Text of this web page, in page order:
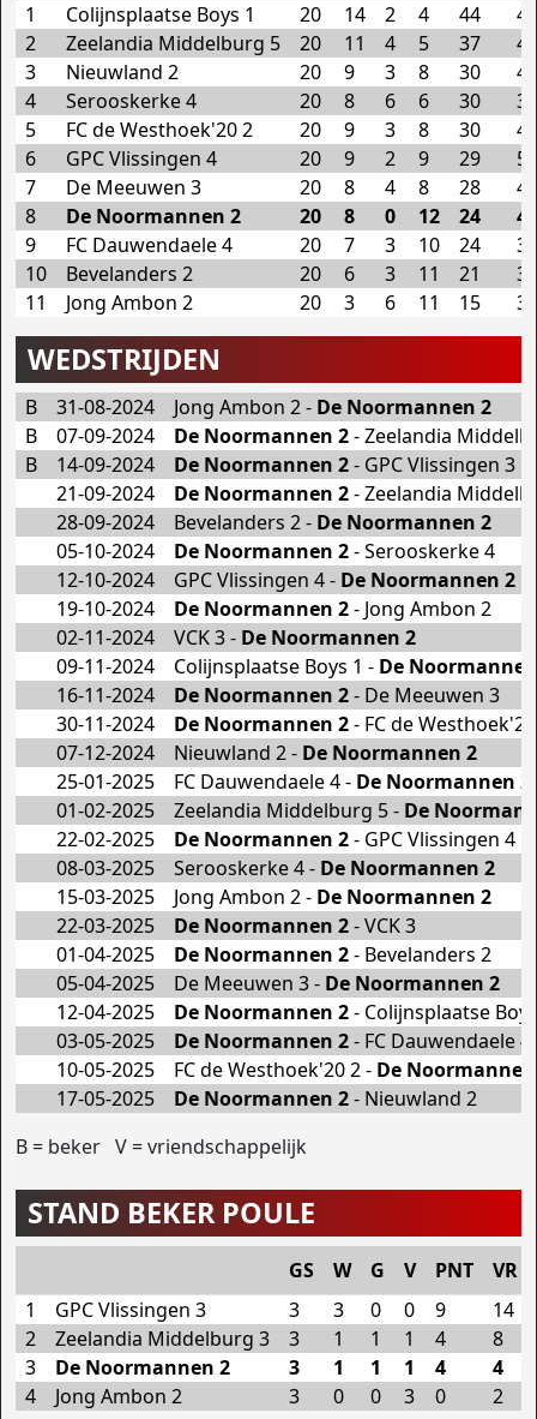
1
Colijnsplaatse Boys 1 20 14 2 4 44
49
2
Zeelandia Middelburg 5 20 11 4 5 37
43
3
Nieuwland 2 20 9 3 8 30
48
4
Serooskerke 4 20 8 6 6 30
36
5
FC de Westhoek'20 2 20 9 3 8 30
44
6
GPC Vlissingen 4 20 9 2 9 29
55
7
De Meeuwen 3 20 8 4 8 28
42
8
De Noormannen 2 20 8 0 12 24
42
9
FC Dauwendaele 4 20 7 3 10 24
32
10
Bevelanders 2 20 6 3 11 21
38
11
Jong Ambon 2 20 3 6 11 15 33
WEDSTRIJDEN
B 31-08-2024 Jong Ambon 2 - De Noormannen 2
B
07-09-2024 De Noormannen 2- Zeelandia
B
14-09-2024 De Noormannen 2- GPC Vlissingen 3
21-09-2024
De Noormannen 2- Zeelandia
28-09-2024
Bevelanders 2 - De Noormannen 2
05-10-2024
De Noormannen 2- Serooskerke 4
12-10-2024
GPC Vlissingen 4 - De Noormannen 2
19-10-2024
De Noormannen 2- Jong Ambon 2
02-11-2024
VCK 3 - De Noormannen 2
09-11-2024
Colijnsplaatse Boys 1 - De
16-11-2024
De Noormannen 2- De Meeuwen 3
30-11-2024
De Noormannen 2- FC de
07-12-2024
Nieuwland 2 - De Noormannen 2
25-01-2025
FC Dauwendaele 4 - De Noormannen 2
01-02-2025
Zeelandia Middelburg 5 - De
22-02-2025
De Noormannen 2- GPC Vlissingen 4
08-03-2025
Serooskerke 4 - De Noormannen 2
15-03-2025
Jong Ambon 2 - De Noormannen 2
22-03-2025
De Noormannen 2- VCK 3
01-04-2025
De Noormannen 2- Bevelanders 2
05-04-2025
De Meeuwen 3 - De Noormannen 2
12-04-2025
De Noormannen 2- Colijnsplaatse
03-05-2025
De Noormannen 2- FC Dauwendaele 4
10-05-2025
FC de Westhoek'20 2 - De
17-05-2025
De Noormannen 2- Nieuwland 2
B = beker V = vriendschappelijk
STAND BEKER POULE
GS W G V PNT
VR
1
GPC Vlissingen 3 3 3 0 0 9
14
2
Zeelandia Middelburg 3 3 1 1 1 4
8
3
De Noormannen 2 3 1 1 1 4
4
4
Jong Ambon 2 3 0 0 3 0 2